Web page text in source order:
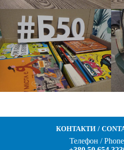
КОНТАКТИ /
Телефон /